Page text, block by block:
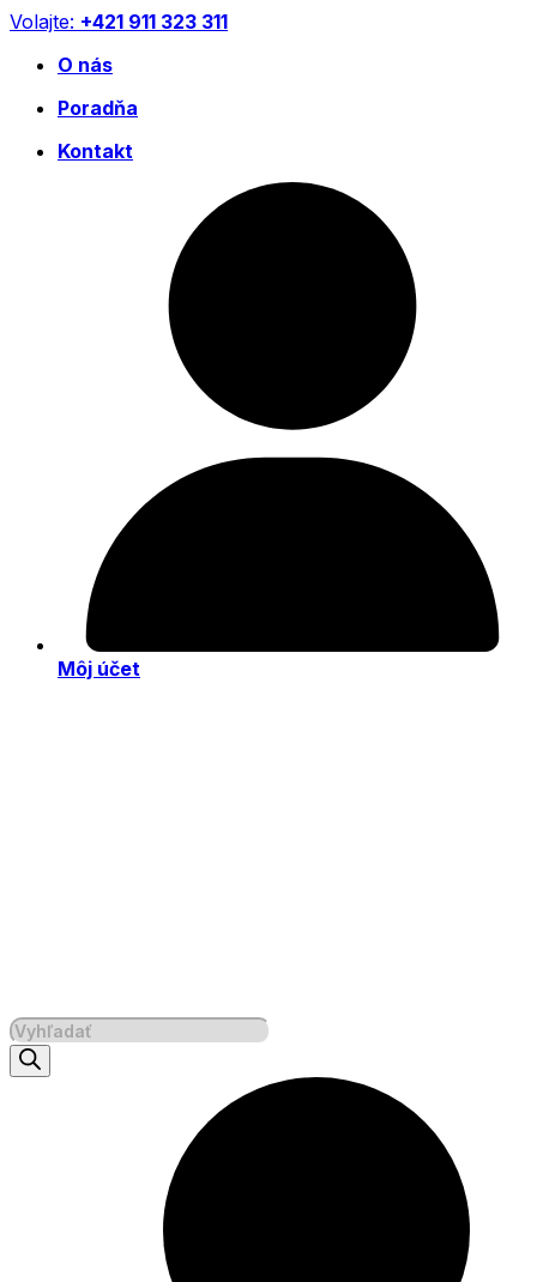
Preskočiť
obsah
Volajte: +421 911 323 311
O nás
Poradňa
Kontakt
Môj účet
Products
search